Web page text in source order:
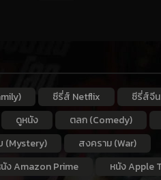
ซีรี่ส์ Netflix ซีรี่ส์จีน
ดูหนัง ตลก (Comedy)
(Mystery)
สงคราม (War)
ง Amazon Prime
หนัง Apple